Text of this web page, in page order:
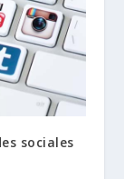
sociales